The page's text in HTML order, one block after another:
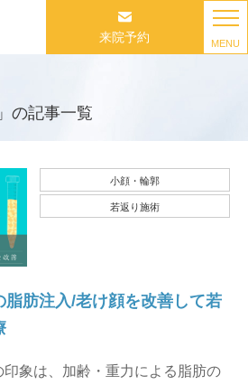
来院予約 MENU
の記事一覧
小顔・輪郭
若返り施術
脂肪注入/老け顔を改善して若
象は、加齢・重力による脂肪の